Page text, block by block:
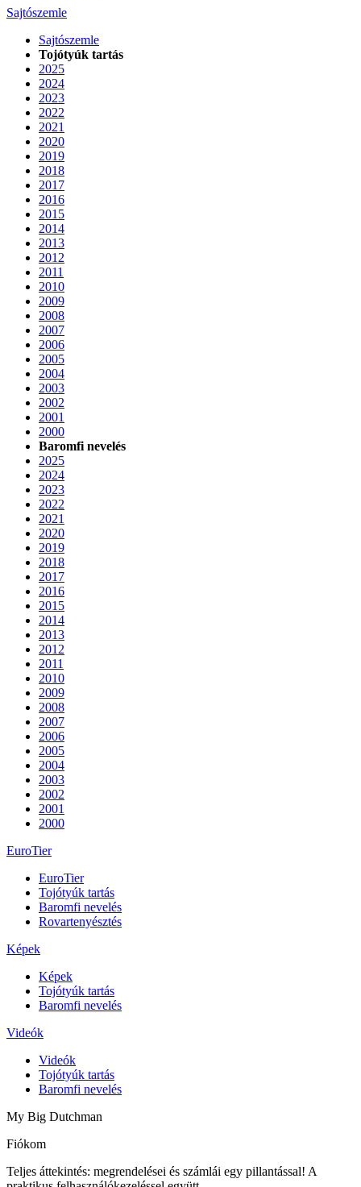
Sajtószemle
Sajtószemle
Tojótyúk tartás
2025
2024
2023
2022
2021
2020
2019
2018
2017
2016
2015
2014
2013
2012
2011
2010
2009
2008
2007
2006
2005
2004
2003
2002
2001
2000
Baromfi nevelés
2025
2024
2023
2022
2021
2020
2019
2018
2017
2016
2015
2014
2013
2012
2011
2010
2009
2008
2007
2006
2005
2004
2003
2002
2001
2000
EuroTier
EuroTier
Tojótyúk tartás
Baromfi nevelés
Rovartenyésztés
Képek
Képek
Tojótyúk tartás
Baromfi nevelés
Videók
Videók
Tojótyúk tartás
Baromfi nevelés
My Big Dutchman
Fiókom
Teljes áttekintés: megrendelései és számlái egy pillantással! A